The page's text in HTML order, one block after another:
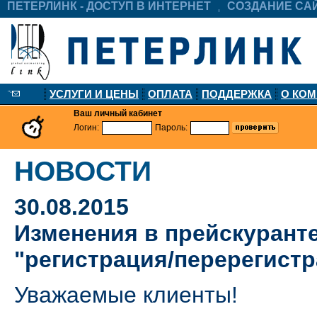
ПЕТЕРЛИНК - ДОСТУП В ИНТЕРНЕТ СОЗДАНИЕ
УСЛУГИ И ЦЕНЫ ОПЛАТА ПОДДЕРЖКА О
Ваш личный кабинет
Логин:
Пароль:
НОВОСТИ
30.08.2015
Изменения в
"регистрация/
Уважаемые клиенты!